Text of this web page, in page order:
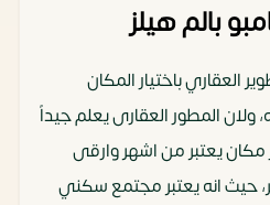
بالم هيلز
العقاري باختيار المكان
المطور العقارى يعلم جيداً
مكان يعتبر من اشهر وارقى
مدينة 6 أكتوبر، حيث انه يعتبر مجتمع سكني